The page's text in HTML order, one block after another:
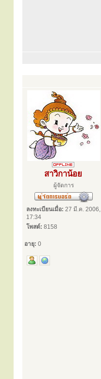
สาวิกาน้อย
ผู้จัดการ
ลงทะเบียนเมื่อ: 27 มี.ค. 2006,
17:34
โพสต์: 8158
อายุ: 0